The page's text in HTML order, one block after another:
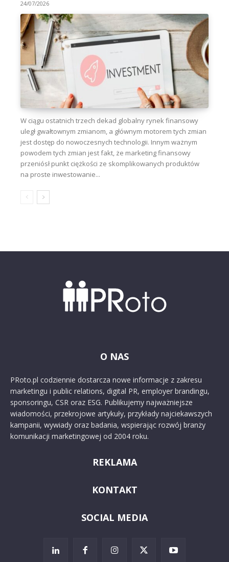
24/07/2026
W ciągu ostatnich trzech dekad globalny rynek finansowy
uległ gwałtownym zmianom, a głównym motorem tych zmian
jest dostęp do nowoczesnych technologii. Innym ważnym
powodem tych zmian jest fakt, że marketing finansowy
przeniósł punkt ciężkości ze skomplikowanych produktów
na proste inwestowanie...
O NAS
PRoto.pl codziennie dostarcza nowe informacje z zakresu
marketingu i public relations, digital PR, employer brandingu,
sponsoringu, CSR oraz ESG. Publikujemy najważniejsze
wiadomości, przekrojowe artykuły, przykłady najciekawszych
kampanii, wywiady oraz badania, wspierając rozwój branży
komunikacji marketingowej od 2004 roku.
REKLAMA
KONTAKT
SOCIAL MEDIA